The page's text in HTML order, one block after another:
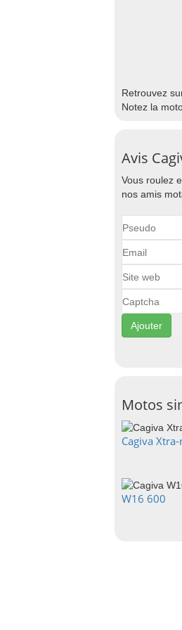
Retrouvez
Notez la
Avis
Vous roulez
nos amis
Motos
Cagiva
W16 600